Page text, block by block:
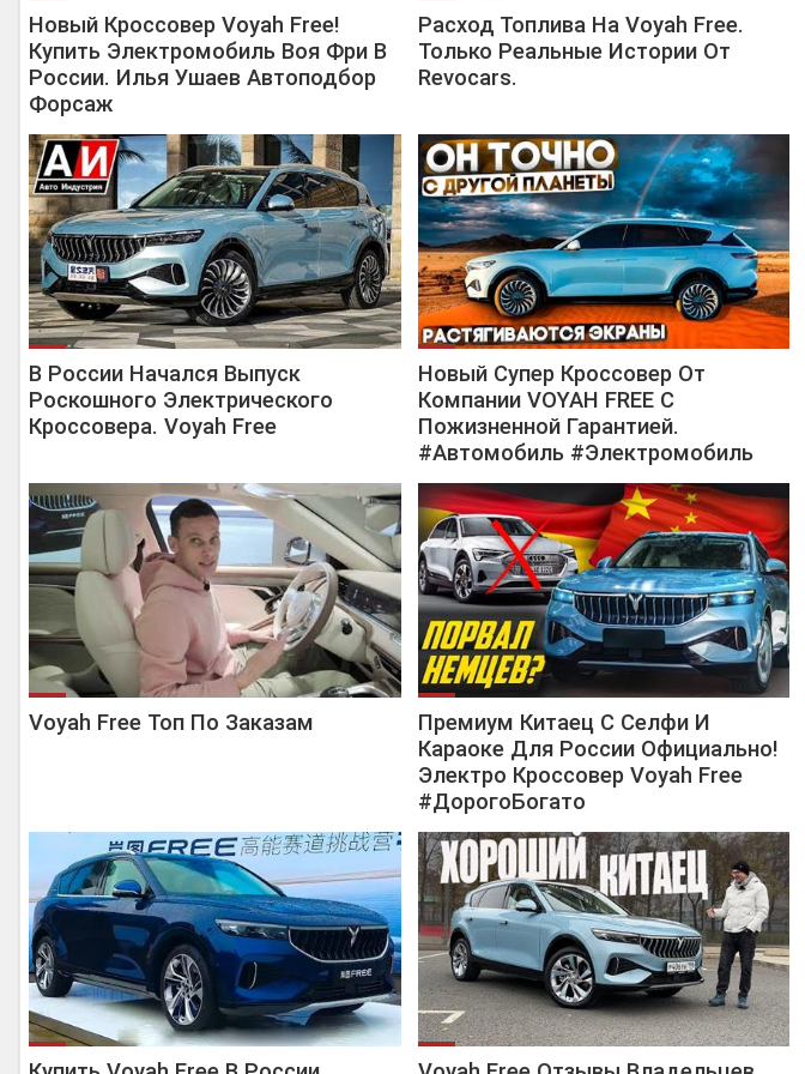
Новый Кроссовер Voyah Free!
Купить Электромобиль Воя Фри В
России. Илья Ушаев Автоподбор
Форсаж
Расход Топлива На Voyah Free.
Только Реальные Истории От
Revocars.
В России Начался Выпуск
Роскошного Электрического
Кроссовера. Voyah Free
Новый Супер Кроссовер От
Компании VOYAH FREE C
Пожизненной Гарантией.
#Автомобиль #Электромобиль
Voyah Free Топ По Заказам
Премиум Китаец С Селфи И
Караоке Для России Официально!
Электро Кроссовер Voyah Free
#ДорогоБогато